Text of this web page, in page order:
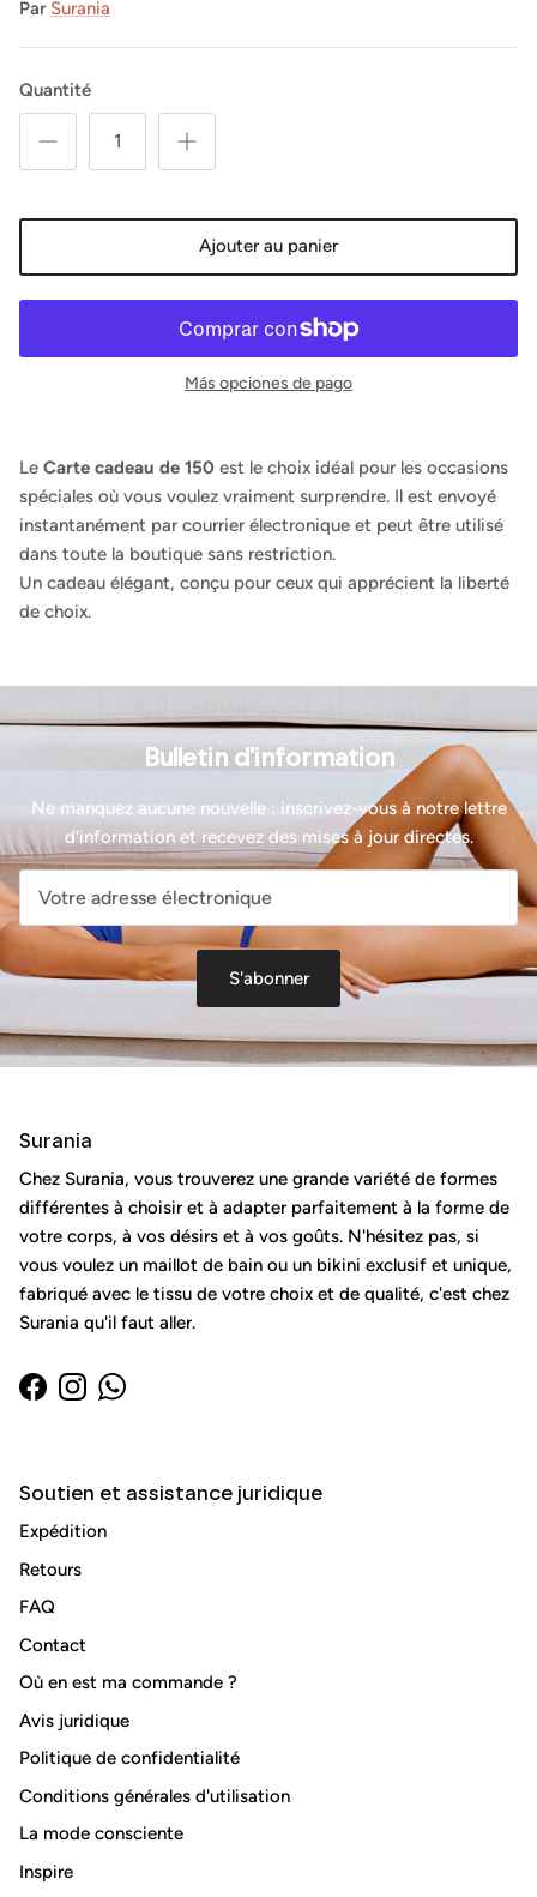
Par Surania
Quantité
Ajouter au panier
Más opciones de pago
Le Carte cadeau de 150 est le choix idéal pour les occasions
spéciales où vous voulez vraiment surprendre. Il est envoyé
instantanément par courrier électronique et peut être utilisé
dans toute la boutique sans restriction.
Un cadeau élégant, conçu pour ceux qui apprécient la liberté
de choix.
Bulletin d'information
Ne manquez aucune nouvelle : inscrivez-vous à notre lettre
d'information et recevez des mises à jour directes.
S'abonner
Surania
Chez Surania, vous trouverez une grande variété de formes
différentes à choisir et à adapter parfaitement à la forme de
votre corps, à vos désirs et à vos goûts. N'hésitez pas, si
vous voulez un maillot de bain ou un bikini exclusif et unique,
fabriqué avec le tissu de votre choix et de qualité, c'est chez
Surania qu'il faut aller.
Facebook
InstagramWhatsApp
Soutien et assistance juridique
Expédition
Retours
FAQ
Contact
Où en est ma commande ?
Avis juridique
Politique de confidentialité
Conditions générales d'utilisation
La mode consciente
Inspire
Incitez les clients à s'inscrire à votre liste de diffusion en